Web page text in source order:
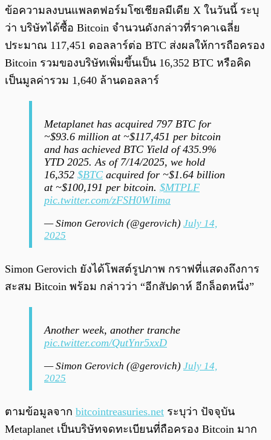
ข้อความลงบนแพลตฟอร์มโซเชียลมีเดีย X ในวันนี้ ระบุ
ว่า บริษัทได้ซื้อ Bitcoin จำนวนดังกล่าวที่ราคาเฉลี่ย
ประมาณ 117,451 ดอลลาร์ต่อ BTC ส่งผลให้การถือครอง
Bitcoin รวมของบริษัทเพิ่มขึ้นเป็น 16,352 BTC หรือคิด
เป็นมูลค่ารวม 1,640 ล้านดอลลาร์
Metaplanet has acquired 797 BTC for
~$93.6 million at ~$117,451 per bitcoin
and has achieved BTC Yield of 435.9%
YTD 2025. As of 7/14/2025, we hold
16,352 $BTC acquired for ~$1.64 billion
at ~$100,191 per bitcoin. $MTPLF
pic.twitter.com/zFSH0WIima
— Simon Gerovich (@gerovich) July 14,
2025
Simon Gerovich ยังได้โพสต์รูปภาพ กราฟที่แสดงถึงการ
สะสม Bitcoin พร้อม กล่าวว่า “อีกสัปดาห์ อีกล็อตหนึ่ง”
Another week, another tranche
pic.twitter.com/QutYnr5xxD
— Simon Gerovich (@gerovich) July 14,
2025
ตามข้อมูลจาก bitcointreasuries.net ระบุว่า ปัจจุบัน
Metaplanet เป็นบริษัทจดทะเบียนที่ถือครอง Bitcoin มาก